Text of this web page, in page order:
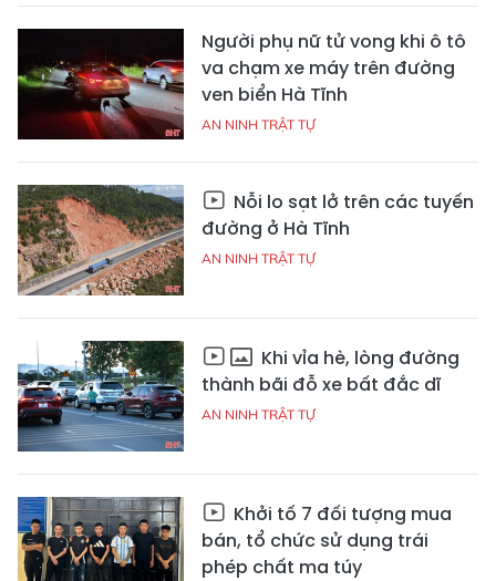
Người phụ nữ tử vong khi ô tô
va chạm xe máy trên đường
ven biển Hà Tĩnh
AN NINH TRẬT TỰ
Nỗi lo sạt lở trên các tuyến
đường ở Hà Tĩnh
AN NINH TRẬT TỰ
Khi vỉa hè, lòng đường
thành bãi đỗ xe bất đắc dĩ
AN NINH TRẬT TỰ
Khởi tố 7 đối tượng mua
bán, tổ chức sử dụng trái
phép chất ma túy